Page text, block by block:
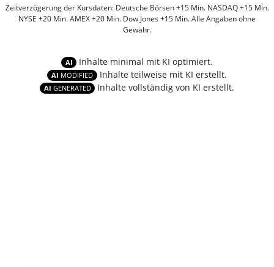
Zeitverzögerung der Kursdaten: Deutsche Börsen +15 Min. NASDAQ +15 Min.
NYSE +20 Min. AMEX +20 Min. Dow Jones +15 Min. Alle Angaben ohne
Gewähr.
AI Inhalte minimal mit KI optimiert.
AI MODIFIED Inhalte teilweise mit KI erstellt.
AI GENERATED Inhalte vollständig von KI erstellt.